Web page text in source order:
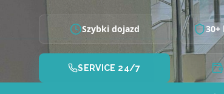
Szybki dojazd 30+
SERVICE 24/7